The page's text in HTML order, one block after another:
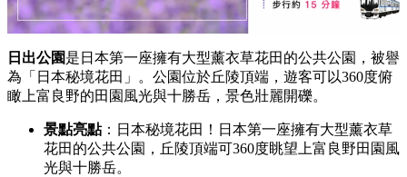
日出公園是日本第一座擁有大型薰衣草花田的公共公園， 被譽
為「日本秘境花田」。 公園位於丘陵頂端， 遊客可以360度俯
瞰上富良野的田園風光與十勝岳， 景色壯麗開礫。
景點亮點：日本秘境花田！日本第一座擁有大型薰衣草
花田的公共公園， 丘陵頂端可360度眺望上富良野田園風
光與十勝岳。